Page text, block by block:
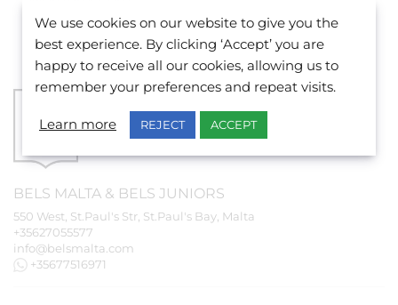
BELS MALTA & BELS JUNIORS
550 West, St.Paul's Str, St.Paul's Bay, Malta
+35627055577
info@belsmalta.com
+35677516971
We use cookies on our website to give you the
best experience. By clicking ‘Accept’ you are
happy to receive all our cookies, allowing us to
remember your preferences and repeat visits.
Learn more REJECT ACCEPT